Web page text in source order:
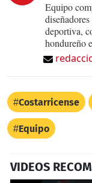
Equipo
deportiva,
hondureño
Costarricense
Equipo
VIDEOS